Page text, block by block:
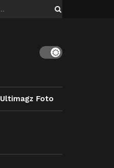
Ultimagz Foto